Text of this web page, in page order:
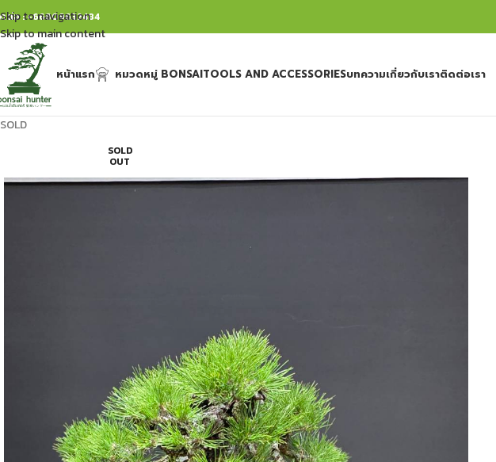
Skip to navigation
Skip to main content
ต่อ : +66809632484
หน้าแรก หมวดหมู่ BONSAITOOLS AND ACCESSORIESบทความเกี่ยวกับเราติดต่อเรา
SOLD
SOLD
OUT